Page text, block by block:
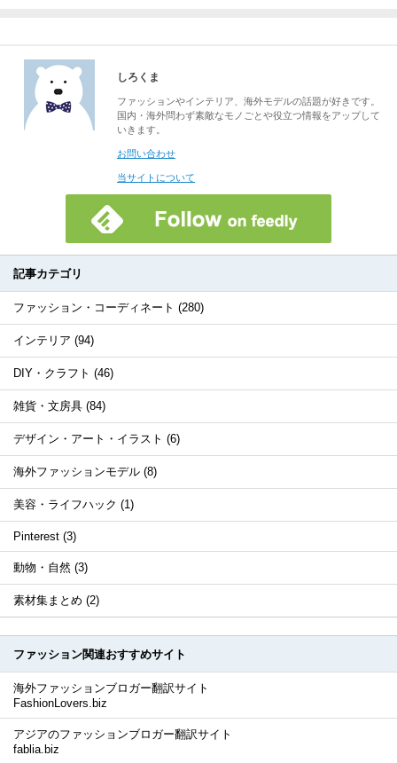
しろくま
ファッションやインテリア、海外モデルの話題が好きです。
国内・海外問わず素敵なモノごとや役立つ情報をアップして
いきます。
お問い合わせ
当サイトについて
記事カテゴリ
ファッション・コーディネート (280)
インテリア (94)
DIY・クラフト (46)
雑貨・文房具 (84)
デザイン・アート・イラスト (6)
海外ファッションモデル (8)
美容・ライフハック (1)
Pinterest (3)
動物・自然 (3)
素材集まとめ (2)
ファッション関連おすすめサイト
海外ファッションブロガー翻訳サイト
FashionLovers.biz
アジアのファッションブロガー翻訳サイト
fablia.biz